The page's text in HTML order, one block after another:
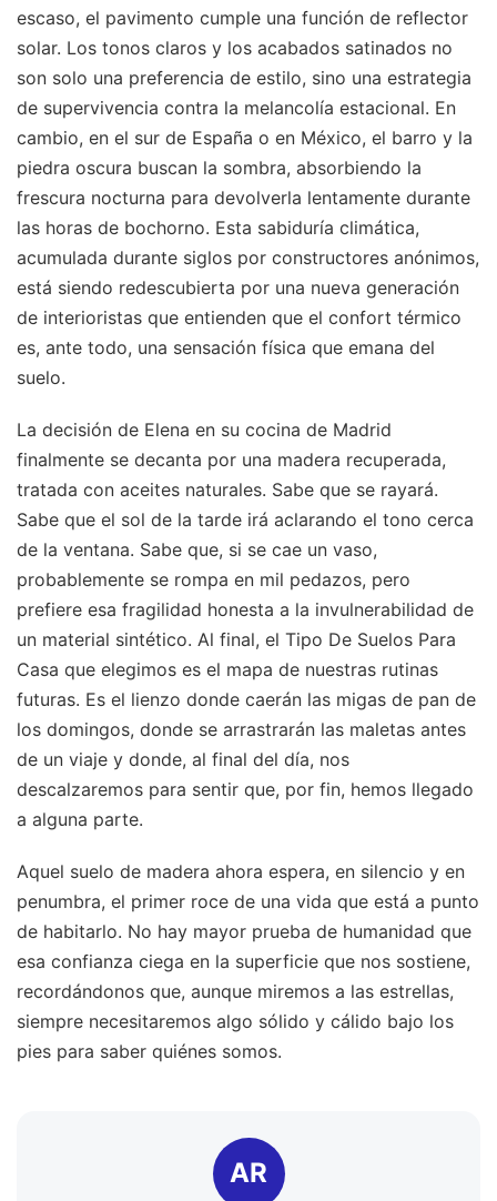
escaso, el pavimento cumple una función de reflector
solar. Los tonos claros y los acabados satinados no
son solo una preferencia de estilo, sino una estrategia
de supervivencia contra la melancolía estacional. En
cambio, en el sur de España o en México, el barro y la
piedra oscura buscan la sombra, absorbiendo la
frescura nocturna para devolverla lentamente durante
las horas de bochorno. Esta sabiduría climática,
acumulada durante siglos por constructores anónimos,
está siendo redescubierta por una nueva generación
de interioristas que entienden que el confort térmico
es, ante todo, una sensación física que emana del
suelo.
La decisión de Elena en su cocina de Madrid
finalmente se decanta por una madera recuperada,
tratada con aceites naturales. Sabe que se rayará.
Sabe que el sol de la tarde irá aclarando el tono cerca
de la ventana. Sabe que, si se cae un vaso,
probablemente se rompa en mil pedazos, pero
prefiere esa fragilidad honesta a la invulnerabilidad de
un material sintético. Al final, el Tipo De Suelos Para
Casa que elegimos es el mapa de nuestras rutinas
futuras. Es el lienzo donde caerán las migas de pan de
los domingos, donde se arrastrarán las maletas antes
de un viaje y donde, al final del día, nos
descalzaremos para sentir que, por fin, hemos llegado
a alguna parte.
Aquel suelo de madera ahora espera, en silencio y en
penumbra, el primer roce de una vida que está a punto
de habitarlo. No hay mayor prueba de humanidad que
esa confianza ciega en la superficie que nos sostiene,
recordándonos que, aunque miremos a las estrellas,
siempre necesitaremos algo sólido y cálido bajo los
pies para saber quiénes somos.
AR